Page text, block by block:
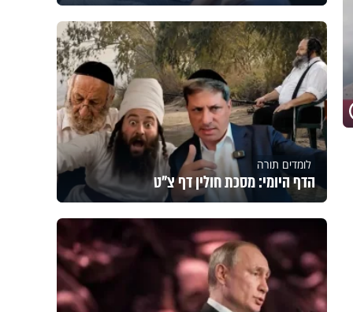
לומדים תורה
הדף היומי: מסכת חולין דף צ"ט